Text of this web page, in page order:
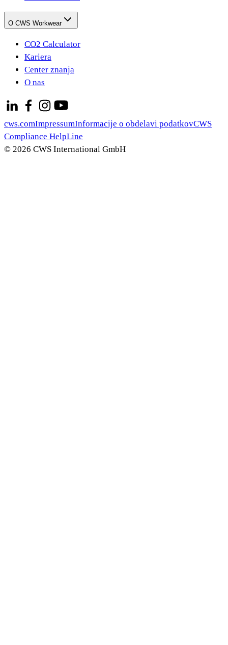
O CWS Workwear
CO2 Calculator
Kariera
Center znanja
O nas
cws.comImpressumInformacije o obdelavi podatkovCWS
Compliance HelpLine
© 2026 CWS International GmbH